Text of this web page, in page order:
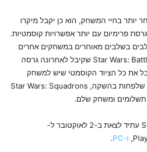
יותר בחיי המשחק, הוא כן יקבל מיקרו
פרימיום עם יותר אפשרויות קוסמטיות.
בשלבים מאוחרים במשחקים אחרים
בסדרה, כולל Star Wars: Battlefront 2 שקיבל לאחרונה גרסה
את כל הציוד הקוסמטי שיש למשחק
להציע. מה שבטוח הוא שלפחות בהשקה, Star Wars: Squadrons
תשלומים ומשחק שלם.
Star Wars: Squadrons עתיד לצאת ב-2 לאוקטובר ל-
ו-PC .